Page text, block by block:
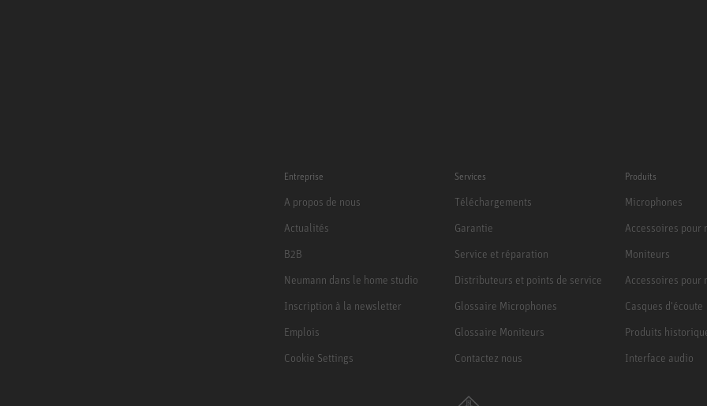
Entreprise
A propos de nous
Actualités
B2B
Neumann dans le home studio
Inscription à la newsletter
Emplois
Cookie Settings
Services
Téléchargements
Garantie
Service et réparation
Distributeurs et points de service
Glossaire Microphones
Glossaire Moniteurs
Contactez nous
Produits
Microphones
Accessoires pour
Moniteurs
Accessoires pour
Casques d'écoute
Produits
Interface audio